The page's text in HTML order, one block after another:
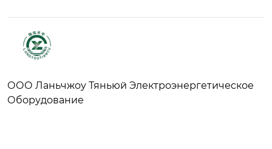
ООО Ланьчжоу Тяньюй Электроэнергетическое
Оборудование